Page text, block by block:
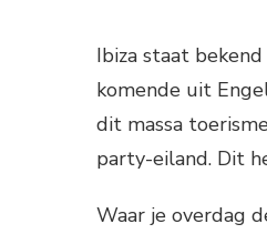
Ibiza staat
komende uit
dit massa
party-eiland. Dit
Waar je overdag